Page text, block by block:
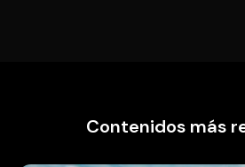
Contenidos más